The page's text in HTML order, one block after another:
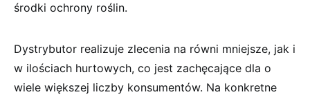
środki ochrony roślin.
Dystrybutor realizuje zlecenia na równi mniejsze, jak i
w ilościach hurtowych, co jest zachęcające dla o
wiele większej liczby konsumentów. Na konkretne